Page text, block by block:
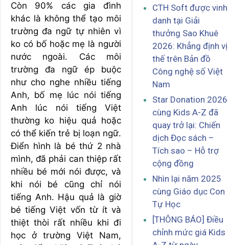
Còn 90% các gia đình
khác là không thể tạo môi
trường đa ngữ tự nhiên vì
ko có bố hoặc mẹ là người
nước ngoài. Các môi
trường đa ngữ ép buộc
như cho nghe nhiều tiếng
Anh, bố mẹ lúc nói tiếng
Anh lúc nói tiếng Việt
thường ko hiệu quả hoặc
có thể kiến trẻ bị loạn ngữ.
Điển hình là bé thứ 2 nhà
mình, đã phải can thiệp rất
nhiều bé mới nói được, và
khi nói bé cũng chỉ nói
tiếng Anh. Hậu quả là giờ
bé tiếng Việt vốn từ ít và
thiệt thòi rất nhiều khi đi
học ở trường Việt Nam,
CTH Soft được vinh
danh tại Giải
thưởng Sao Khuê
2026: Khẳng định vị
thế trên Bản đồ
Công nghệ số Việt
Nam
Star Donation 2026
cùng Kids A-Z đã
quay trở lại: Chiến
dịch Đọc sách –
Tích sao – Hỗ trợ
cộng đồng
Nhìn lại năm 2025
cùng Giáo dục Con
Tự Học
[THÔNG BÁO] Điều
chỉnh mức giá Kids